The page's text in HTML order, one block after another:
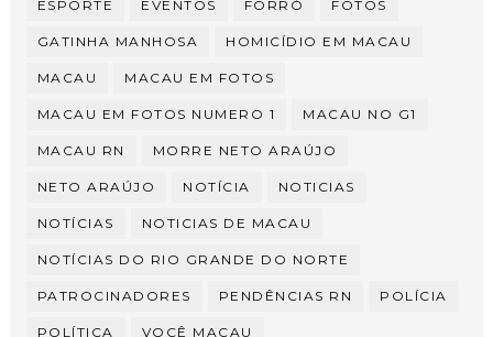
ESPORTE EVENTOS FORRÓ FOTOS
GATINHA MANHOSA HOMICÍDIO EM MACAU
MACAU MACAU EM FOTOS
MACAU EM FOTOS NUMERO 1 MACAU NO G1
MACAU RN MORRE NETO ARAÚJO
NETO ARAÚJO NOTÍCIA NOTICIAS
NOTÍCIAS NOTICIAS DE MACAU
NOTÍCIAS DO RIO GRANDE DO NORTE
PATROCINADORES PENDÊNCIAS RN POLÍCIA
POLÍTICA VOCÊ MACAU